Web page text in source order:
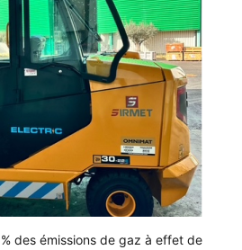
des émissions de gaz à effet de